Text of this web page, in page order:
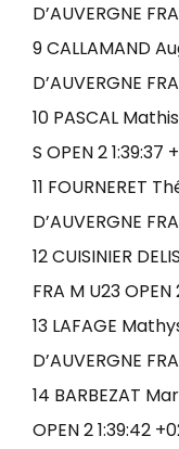
D’AUVERGNE
9 CALLAMAND
D’AUVERGNE
10 PASCAL
S OPEN 2 1:39:37
11 FOURNERET
D’AUVERGNE
12 CUISINIER
FRA M U23 OPEN
13 LAFAGE
D’AUVERGNE
14 BARBEZAT
OPEN 2 1:39:42